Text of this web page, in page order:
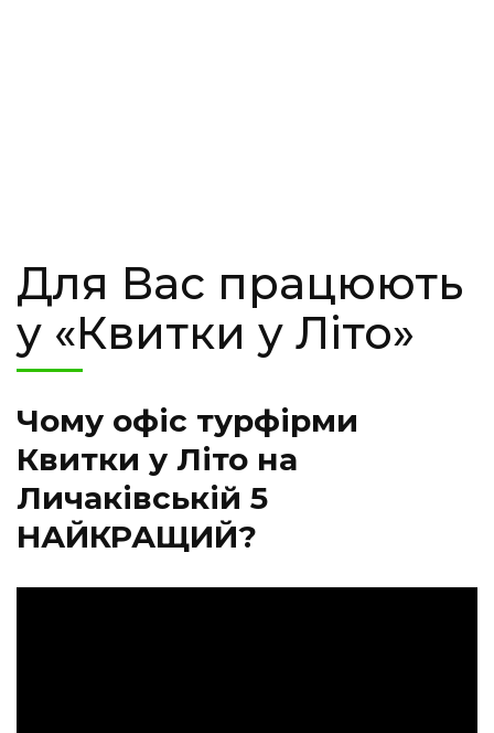
Для Вас працюють
у «Квитки у Літо»
Чому офіс турфірми
Квитки у Літо на
Личаківській 5
НАЙКРАЩИЙ?